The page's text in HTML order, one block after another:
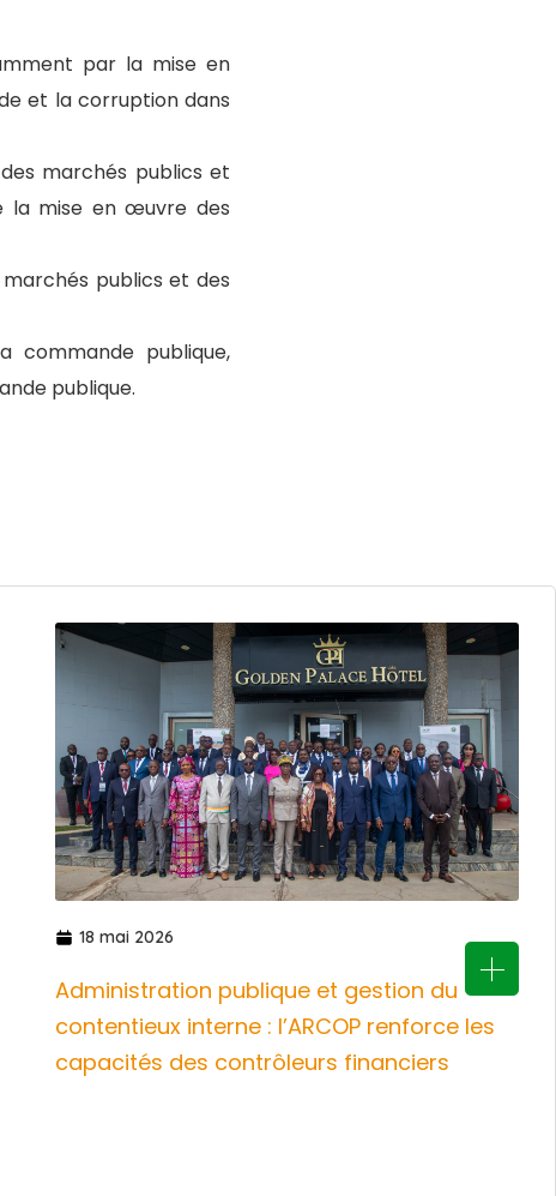
par la mise en
et la corruption dans
marchés publics et
la mise en œuvre des
publics et des
commande publique,
publique.
18 mai 2026
Administration publique et gestion du
contentieux interne : l’ARCOP renforce les
capacités des contrôleurs financiers